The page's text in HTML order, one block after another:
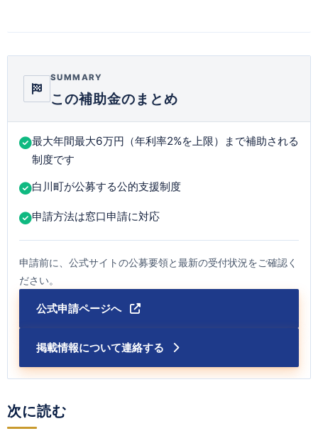
SUMMARY
この補助金のまとめ
最大年間最大6万円（年利率2%を上限）まで補助される
制度です
白川町が公募する公的支援制度
申請方法は窓口申請に対応
申請前に、公式サイトの公募要領と最新の受付状況をご確認く
ださい。
公式申請ページへ
掲載情報について連絡する
次に読む